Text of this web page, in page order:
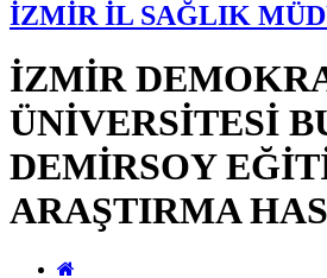
İZMİR İL SAĞLIK
İZMİR
ÜNİVERSİTESİ
DEMİRSOY
ARAŞTIRMA